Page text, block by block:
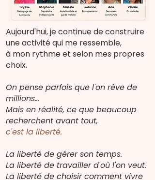
Aujourd'hui, je continue de construire
une activité qui me ressemble,
à mon rythme et selon mes propres
choix.
On pense parfois que l'on rêve de
millions...
Mais en réalité, ce que beaucoup
recherchent avant tout,
c'est la liberté.
La liberté de gérer son temps.
La liberté de travailler d'où l'on veut.
La liberté de choisir comment vivre